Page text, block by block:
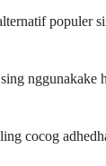
nggunakake
cocog